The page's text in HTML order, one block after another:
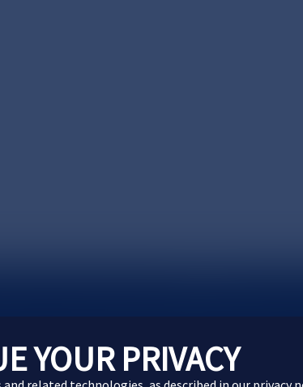
YOUR PRIVACY